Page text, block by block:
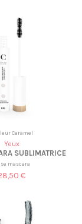
Caramel
Yeux
SUBLIMATRICE
mascara
€